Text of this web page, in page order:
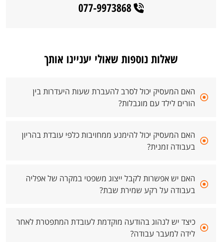
077-9973868
שאלות נוספות שאולי יעניינו אותך
האם המעסיק יכול לסרב להעברת שעות היעדרות בין
הורים לילד עם מוגבלות?
האם המעסיק יכול להימנע ממחויבות כלפי עובדת בהריון
בעבודה זמנית?
האם יש אפשרות לקבל ייצוג משפטי במקרה של אפליה
בעבודה על רקע שמירת שבת?
כיצד יש לנהוג בהודעה מוקדמת לעובדת המתפטרת לאחר
לידה למעבר עבודה?